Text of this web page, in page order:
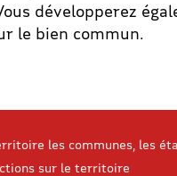
développerez
le bien commun.
les communes, les
sur le territoire